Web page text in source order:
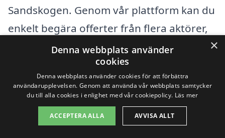
Sandskogen. Genom vår plattform kan du
enkelt begära offerter från flera aktörer,
vilket ger dig möjlighet att jämföra priser
och tjänster. Det är även bra att läsa
recensioner om företagen för att
säkerställa att du får en pålitlig och
effektiv snöskottningstjänst, som håller
×
Denna webbplats använder
cookies
Denna webbplats använder cookies för att förbättra
användarupplevelsen. Genom att använda vår webbplats samtycker
du till alla cookies i enlighet med vår cookiepolicy. Läs mer
ACCEPTERA ALLA AVVISA ALLT